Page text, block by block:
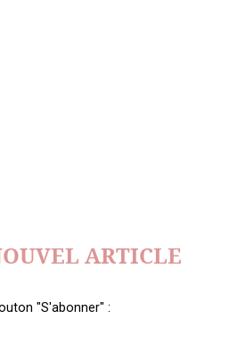
ARTICLE
"S'abonner" :